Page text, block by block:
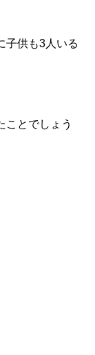
子供も3人いる
ことでしょう